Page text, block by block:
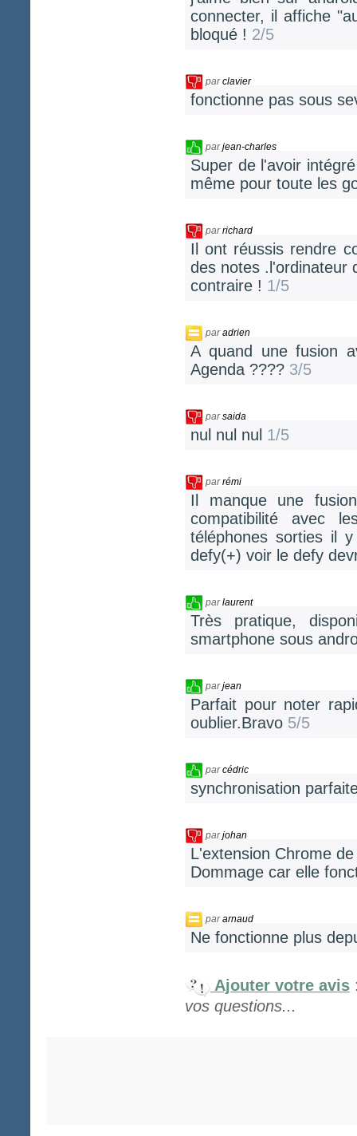
connecter, il affiche
bloqué ! 2/5
parclavier
fonctionne pas sous
parjean-charles
Super de l'avoir
même pour toute les
parrichard
Il ont réussis rendre
des notes .l'ordinateur
contraire ! 1/5
paradrien
A quand une fusion
Agenda ???? 3/5
parsaida
nul nul nul 1/5
parrémi
Il manque une
compatibilité avec
téléphones sorties il
defy(+) voir le defy
parlaurent
Très pratique,
smartphone sous
parjean
Parfait pour noter
oublier.Bravo 5/5
parcédric
synchronisation
parjohan
L'extension Chrome
Dommage car elle
pararnaud
Ne fonctionne plus
Ajouter votre avis
vos questions...